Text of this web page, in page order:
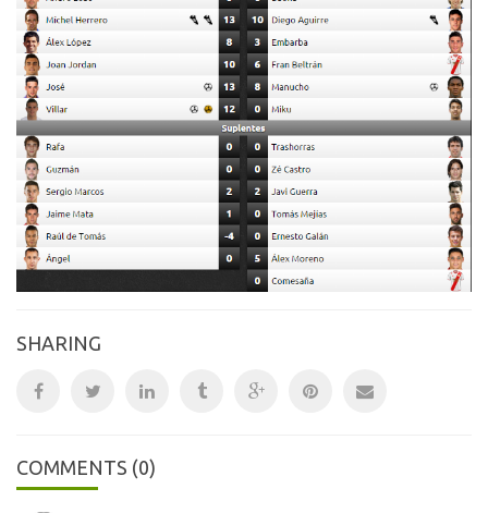
SHARING
COMMENTS (0)